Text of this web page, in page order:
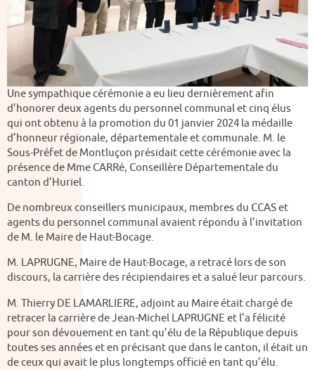
Une sympathique cérémonie a eu lieu dernièrement afin
d’honorer deux agents du personnel communal et cinq élus
qui ont obtenu à la promotion du 01 janvier 2024 la médaille
d’honneur régionale, départementale et communale. M. le
Sous-Préfet de Montluçon présidait cette cérémonie avec la
présence de Mme CARRé, Conseillère Départementale du
canton d’Huriel.
De nombreux conseillers municipaux, membres du CCAS et
agents du personnel communal avaient répondu à l’invitation
de M. le Maire de Haut-Bocage.
M. LAPRUGNE, Maire de Haut-Bocage, a retracé lors de son
discours, la carrière des récipiendaires et a salué leur parcours.
M. Thierry DE LAMARLIERE, adjoint au Maire était chargé de
retracer la carrière de Jean-Michel LAPRUGNE et l’a félicité
pour son dévouement en tant qu’élu de la République depuis
toutes ses années et en précisant que dans le canton, il était un
de ceux qui avait le plus longtemps officié en tant qu’élu.